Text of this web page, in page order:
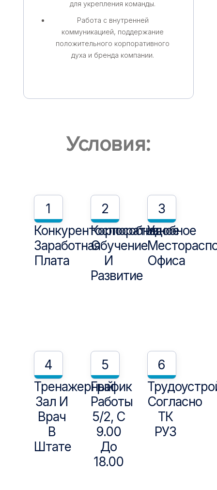
для укрепления команды.
Работа с внутренней
коммуникацией, поддержание
положительного корпоративного
духа и бренда компании.
Условия:
1
Конкурентоспособная
Заработная
Плата
2
Корпоративное
Обучение
И
Развитие
3
Удобное
Офиса
4
Тренажерный
Зал И
Врач
В
Штате
5
График
Работы
5/2, С
9.00
До
18.00
6
Согласно
ТК
РУЗ